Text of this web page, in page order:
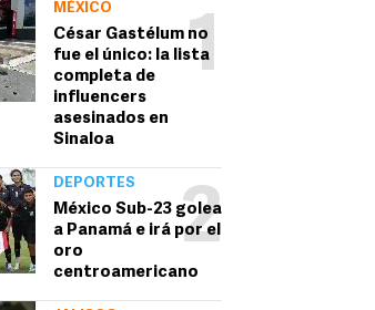
1
MÉXICO
César Gastélum no
fue el único: la lista
completa de
influencers
asesinados en
Sinaloa
2
DEPORTES
México Sub-23 golea
a Panamá e irá por el
oro
centroamericano